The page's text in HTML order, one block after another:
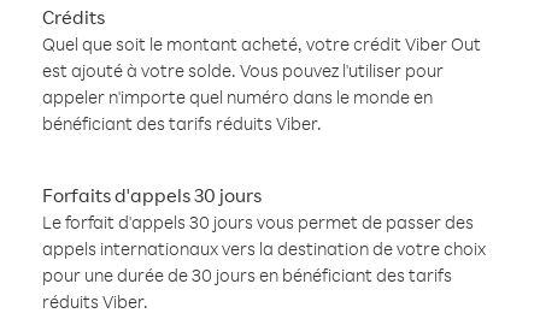
Crédits
Quel que soit le montant acheté, votre crédit Viber Out
est ajouté à votre solde. Vous pouvez l'utiliser pour
appeler n'importe quel numéro dans le monde en
bénéficiant des tarifs réduits Viber.
Forfaits d'appels 30 jours
Le forfait d'appels 30 jours vous permet de passer des
appels internationaux vers la destination de votre choix
pour une durée de 30 jours en bénéficiant des tarifs
réduits Viber.